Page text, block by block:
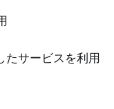
サービスを利用